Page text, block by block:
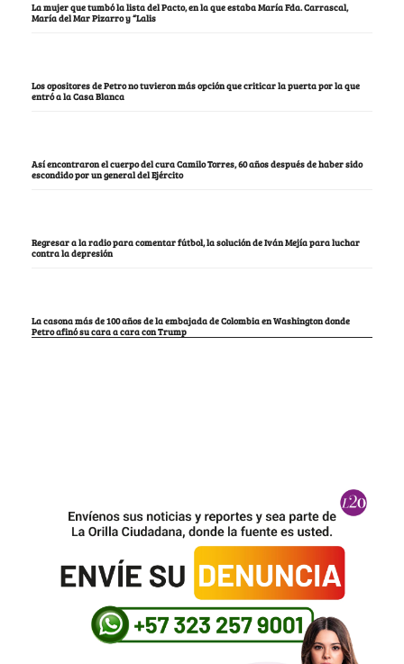
La mujer que tumbó la lista del Pacto, en la que estaba María Fda. Carrascal,
María del Mar Pizarro y “Lalis
Los opositores de Petro no tuvieron más opción que criticar la puerta por la que
entró a la Casa Blanca
Así encontraron el cuerpo del cura Camilo Torres, 60 años después de haber sido
escondido por un general del Ejército
Regresar a la radio para comentar fútbol, la solución de Iván Mejía para luchar
contra la depresión
La casona más de 100 años de la embajada de Colombia en Washington donde
Petro afinó su cara a cara con Trump